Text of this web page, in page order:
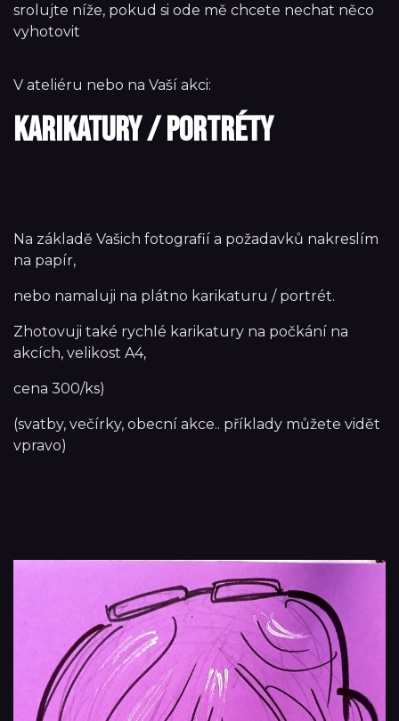
srolujte níže, pokud si ode mě chcete nechat něco
vyhotovit
V ateliéru nebo na Vaší akci:
Karikatury / portréty
Na základě Vašich fotografií a požadavků nakreslím
na papír,
nebo namaluji na plátno karikaturu / portrét.
Zhotovuji také rychlé karikatury na počkání na
akcích, velikost A4,
cena 300/ks)
(svatby, večírky, obecní akce.. příklady můžete vidět
vpravo)